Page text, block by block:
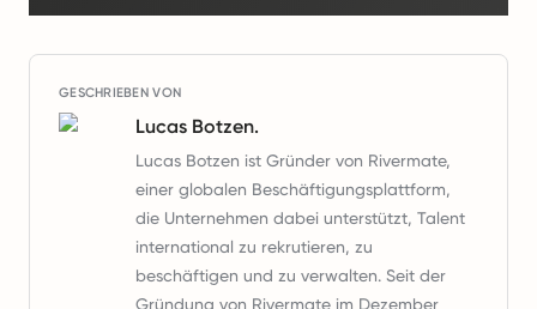
GESCHRIEBEN VON
Lucas Botzen.
Lucas Botzen ist Gründer von Rivermate,
einer globalen Beschäftigungsplattform,
die Unternehmen dabei unterstützt, Talent
international zu rekrutieren, zu
beschäftigen und zu verwalten. Seit der
Gründung von Rivermate im Dezember